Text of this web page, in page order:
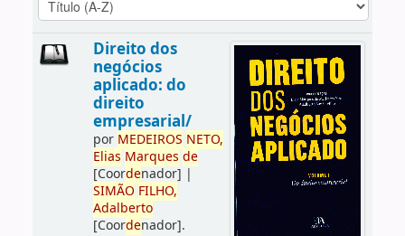
Direito dos
negócios
aplicado: do
direito
empresarial/
por MEDEIROS NETO,
Elias Marques de
[Coordenador] |
SIMÃO FILHO,
Adalberto
[Coordenador].